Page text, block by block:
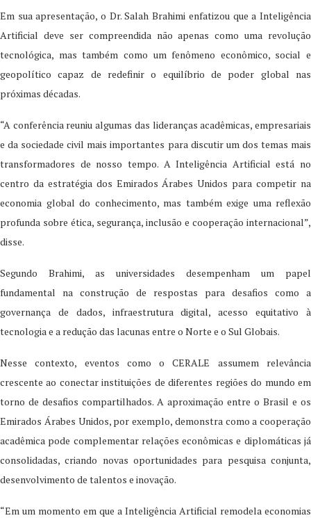
Em sua apresentação, o Dr. Salah Brahimi enfatizou que a Inteligência
Artificial deve ser compreendida não apenas como uma revolução
tecnológica, mas também como um fenômeno econômico, social e
geopolítico capaz de redefinir o equilíbrio de poder global nas
próximas décadas.
“A conferência reuniu algumas das lideranças acadêmicas, empresariais
e da sociedade civil mais importantes para discutir um dos temas mais
transformadores de nosso tempo. A Inteligência Artificial está no
centro da estratégia dos Emirados Árabes Unidos para competir na
economia global do conhecimento, mas também exige uma reflexão
profunda sobre ética, segurança, inclusão e cooperação internacional”,
disse.
Segundo Brahimi, as universidades desempenham um papel
fundamental na construção de respostas para desafios como a
governança de dados, infraestrutura digital, acesso equitativo à
tecnologia e a redução das lacunas entre o Norte e o Sul Globais.
Nesse contexto, eventos como o CERALE assumem relevância
crescente ao conectar instituições de diferentes regiões do mundo em
torno de desafios compartilhados. A aproximação entre o Brasil e os
Emirados Árabes Unidos, por exemplo, demonstra como a cooperação
acadêmica pode complementar relações econômicas e diplomáticas já
consolidadas, criando novas oportunidades para pesquisa conjunta,
desenvolvimento de talentos e inovação.
“Em um momento em que a Inteligência Artificial remodela economias